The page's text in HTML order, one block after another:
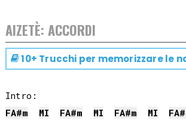
AIZETÈ: ACCORDI
10+ Trucchi per memorizzare le
FA#m MI FA#m MI FA#m MI FA#